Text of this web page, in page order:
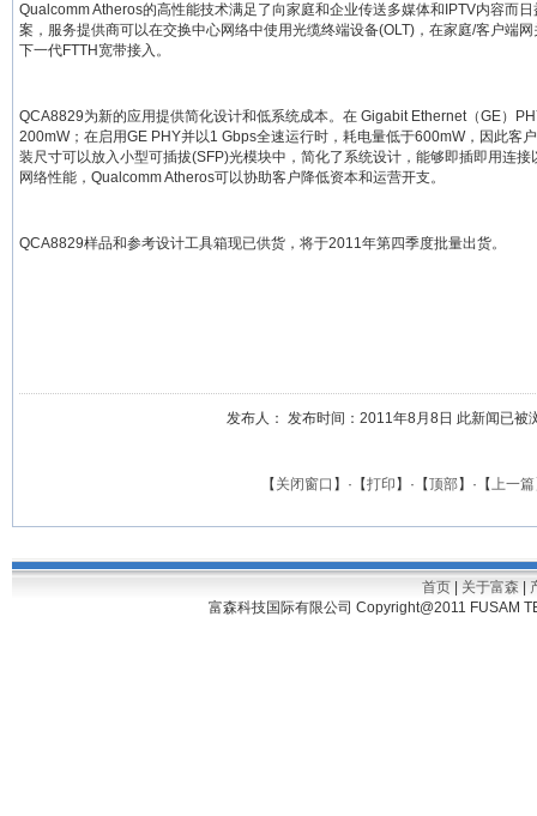
Qualcomm Atheros的高性能技术满足了向家庭和企业传送多媒体和IPTV内容而
案，服务提供商可以在交换中心网络中使用光缆终端设备(OLT)，在家庭/客户端
下一代FTTH宽带接入。
QCA8829为新的应用提供简化设计和低系统成本。在 Gigabit Ethernet（GE）
200mW；在启用GE PHY并以1 Gbps全速运行时，耗电量低于600mW，因此客
装尺寸可以放入小型可插拔(SFP)光模块中，简化了系统设计，能够即插即用连
网络性能，Qualcomm Atheros可以协助客户降低资本和运营开支。
QCA8829样品和参考设计工具箱现已供货，将于2011年第四季度批量出货。
发布人： 发布时间：2011年8月8日 此新闻已被
【 关闭窗口 】·【打印 】·【顶部】·【上一篇
首页 关于富森
富森科技国际有限公司 Copyright@2011 FUSAM